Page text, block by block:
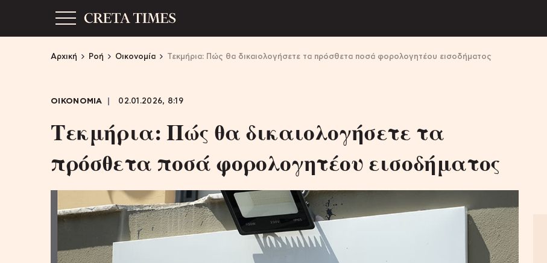
Αρχική Ροή Οικονομία Τεκμήρια: Πώς θα δικαιολογήσετε τα πρόσθετα ποσά φορολογητέου εισοδήματος
ΟΙΚΟΝΟΜΙΑ 02.01.2026, 8:19
Τεκμήρια: Πώς θα δικαιολογήσετε τα
πρόσθετα ποσά φορολογητέου εισοδήματος